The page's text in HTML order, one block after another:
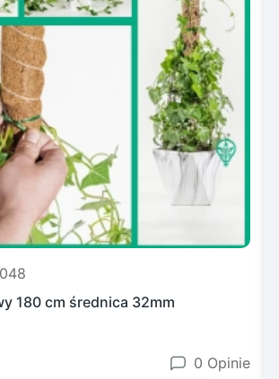
180 cm średnica 32mm
0 Opinie